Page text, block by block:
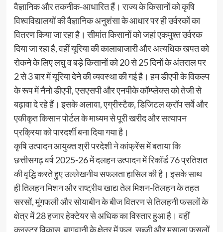
वैज्ञानिक और तकनीक-आधारित हैं। राज्य के किसानों को कृषि
विश्वविद्यालयों की वैज्ञानिक अनुशंसा के आधार पर ही उर्वरकों का
वितरण किया जा रहा है। सीमांत किसानों को जहां एकमुश्त उर्वरक
दिया जा रहा है, वहीं यूरिया की कालाबाजारी और अत्यधिक खपत को
रोकने के लिए लघु व बड़े किसानों को 20 से 25 दिनों के अंतराल पर
2 से 3 बार में यूरिया देने की व्यवस्था की गई है। हम डीएपी के विकल्प
के रूप में नैनो डीएपी, एसएसपी और एनपीके कॉम्प्लेक्स को तेजी से
बढ़ावा दे रहे हैं। इसके अलावा, एग्रीस्टैक, डिजिटल क्रॉप सर्वे और
एकीकृत किसान पोर्टल के माध्यम से पूरी खरीद और सत्यापन
प्रक्रिया को पारदर्शी बना दिया गया है।
कृषि उत्पादन आयुक्त श्री परदेशी ने कांफ्रेंस में बताया कि
छत्तीसगढ़ वर्ष 2025-26 में दलहन उत्पादन में रिकॉर्ड 76 प्रतिशत
की वृद्धि करते हुए उल्लेखनीय सफलता हासिल की है। इसके साथ
ही तिलहन मिशन और राष्ट्रीय खाद्य तेल मिशन-तिलहन के तहत
सरसों, मूंगफली और सोयाबीन के बीज वितरण से तिलहनी फसलों के
क्षेत्र में 28 हजार हेक्टेयर से अधिक का विस्तार हुआ है। वहीं
क्लस्टर विकास, बागवानी के क्षेत्र में फल, सब्जी और मसाला फसलों